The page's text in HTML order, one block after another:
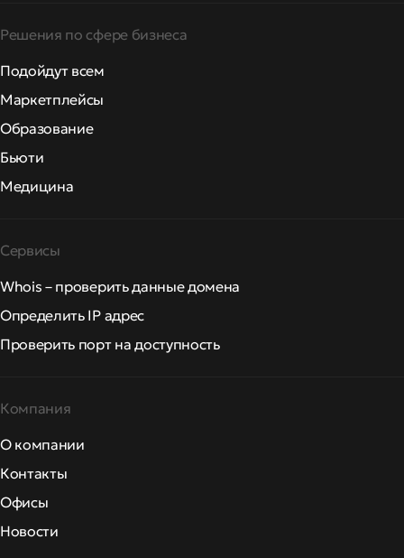
Решения по сфере бизнеса
Подойдут всем
Маркетплейсы
Образование
Бьюти
Медицина
Сервисы
Whois – проверить данные домена
Определить IP адрес
Проверить порт на доступность
Компания
О компании
Контакты
Офисы
Новости